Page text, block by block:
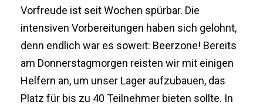
Vorfreude ist seit Wochen spürbar. Die
intensiven Vorbereitungen haben sich gelohnt,
denn endlich war es soweit: Beerzone! Bereits
am Donnerstagmorgen reisten wir mit einigen
Helfern an, um unser Lager aufzubauen, das
Platz für bis zu 40 Teilnehmer bieten sollte. In